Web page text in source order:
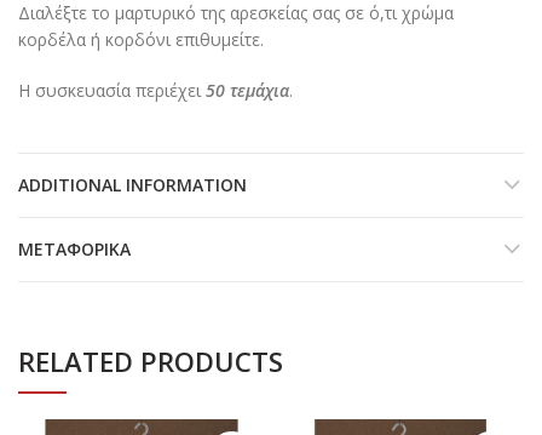
Διαλέξτε το μαρτυρικό της αρεσκείας σας σε ό,τι χρώμα
κορδέλα ή κορδόνι επιθυμείτε.
Η συσκευασία περιέχει50 τεμάχια.
ADDITIONAL INFORMATION
ΜΕΤΑΦΟΡΙΚΆ
RELATED PRODUCTS